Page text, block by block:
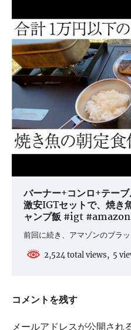
バーナー+コンロ+テー
激安IGTセットで、焼き
ャンプ飯 #igt
前回に続き、アマゾンのブラ
2,524 total views, 5
コメントを残す
メールアドレスが公開され